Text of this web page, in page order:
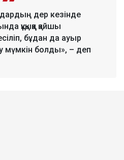
дер кезінде
құқыққа қайшы
бұдан да ауыр
мүмкін болды», – деп